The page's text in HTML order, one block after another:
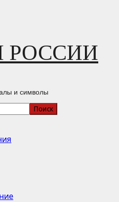
РОССИИ
и символы